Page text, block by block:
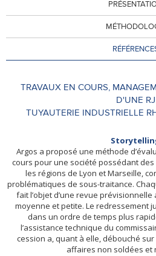
TRAVAUX EN COURS,
D'UNE RJ
TUYAUTERIE INDUSTRIELLE
Argos a proposé une méthode
cours pour une société possédant
les régions de Lyon et Marseille,
problématiques de sous-traitance.
fait l’objet d’une revue
moyenne et petite. Le redressement
dans un ordre de temps plus
l’assistance technique du
cession a, quant à elle, débouché
affaires non soldées et